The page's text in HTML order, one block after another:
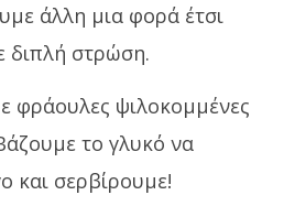
άλλη μια φορά έτσι
διπλή στρώση.
φράουλες ψιλοκομμένες
το γλυκό να
και σερβίρουμε!